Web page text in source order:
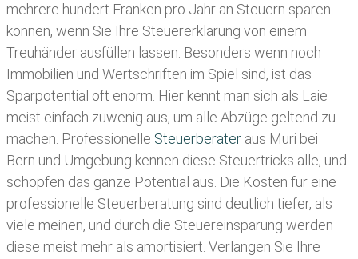
mehrere hundert Franken pro Jahr an Steuern sparen
können, wenn Sie Ihre Steuererklärung von einem
Treuhänder ausfüllen lassen . Besonders wenn noch
Immobilien und Wertschriften im Spiel sind, ist das
Sparpotential oft enorm. Hier kennt man sich als Laie
meist einfach zuwenig aus, um alle Abzüge geltend zu
machen. Professionelle Steuerberater aus Muri bei
Bern und Umgebung kennen diese Steuertricks alle, und
schöpfen das ganze Potential aus. Die Kosten für eine
professionelle Steuerberatung sind deutlich tiefer, als
viele meinen, und durch die Steuereinsparung werden
diese meist mehr als amortisiert. Verlangen Sie Ihre